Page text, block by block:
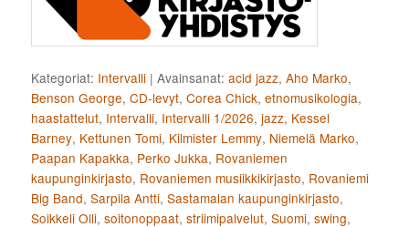
Kategoriat: Intervalli |Avainsanat: acid jazz,Aho Marko,
Benson George,CD-levyt,Corea Chick,etnomusikologia,
haastattelut, Intervalli, Intervalli 1/2026,jazz, Kessel
Barney, Kettunen Tomi, Kilmister Lemmy, Niemelä Marko,
Paapan Kapakka, Perko Jukka, Rovaniemen
kaupunginkirjasto, Rovaniemen musiikkikirjasto, Rovaniemi
Big Band,Sarpila Antti,Sastamalan kaupunginkirjasto,
Soikkeli Olli,soitonoppaat,striimipalvelut,Suomi,swing,